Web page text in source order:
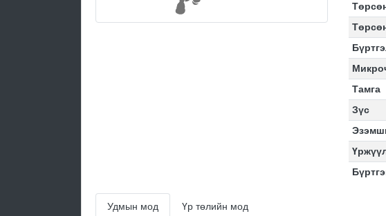
Тамга
Зүс
Удмын мод Үр төлийн мод